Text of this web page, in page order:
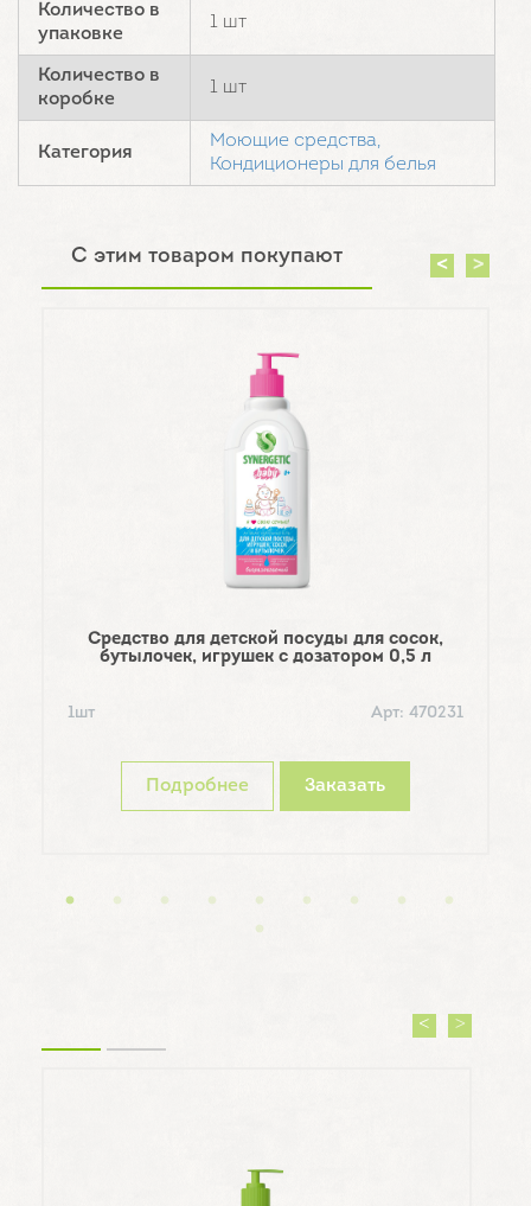
Количество в
упаковке
1 шт
Количество в
коробке
1 шт
Категория
Моющие средства,
Кондиционеры для белья
С этим товаром покупают
Средство для детской посуды для сосок,
бутылочек, игрушек с дозатором 0,5 л
1шт Арт: 470231
Подробнее Заказать